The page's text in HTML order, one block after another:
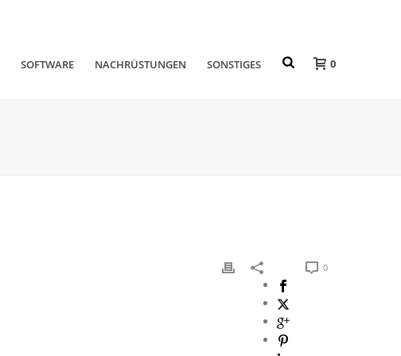
SOFTWARE NACHRÜSTUNGEN SONSTIGES 0
0